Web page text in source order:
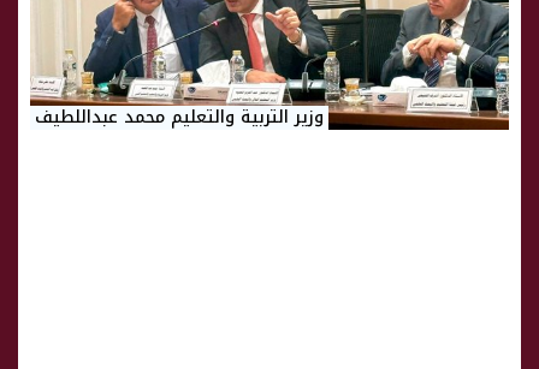
وزير التربية والتعليم محمد عبداللطيف